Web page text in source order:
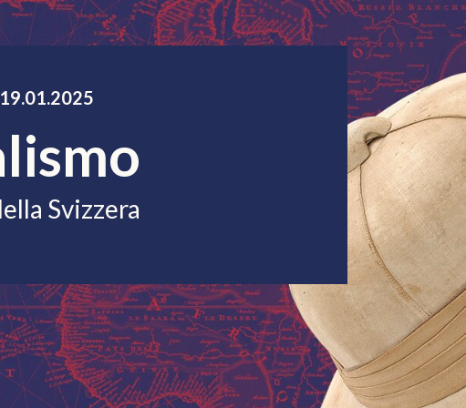
Svizzera
19.01.2025